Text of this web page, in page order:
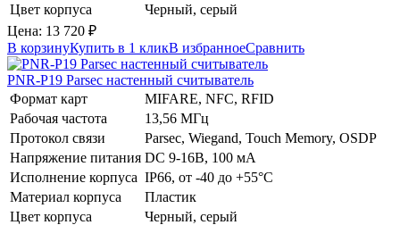
Цвет корпуса
Черный, серый
Цена: 13 720 ₽
В корзинуКупить в 1 кликВ избранноеСравнить
PNR-P19 Parsec настенный считыватель
Формат карт
MIFARE, NFC, RFID
Рабочая частота
13,56 МГц
Протокол связи
Parsec, Wiegand, Touch Memory, OSDP
Напряжение питания DC 9-16В, 100 мА
Исполнение корпуса IP66, от -40 до +55°C
Материал корпуса
Пластик
Цвет корпуса
Черный, серый